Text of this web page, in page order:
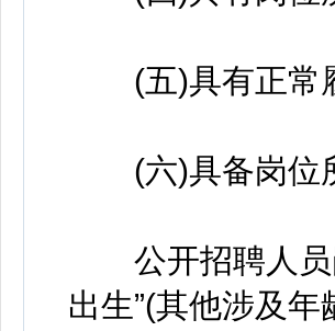
(五)具有正常履
(六)具备岗位
公开招聘人员
出生”(其他涉及